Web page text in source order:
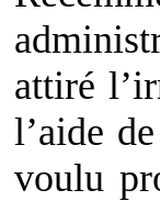
attiré
l’aide
voulu